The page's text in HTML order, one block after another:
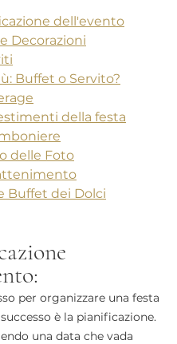
dell'evento
Decorazioni
Buffet o Servito?
della festa
delle Foto
Buffet dei Dolci
per organizzare una festa
è la pianificazione.
una data che vada